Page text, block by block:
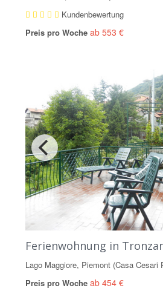
Kundenbewertung
Preis pro Woche ab 553 €
Ferienwohnung in
Lago Maggiore, Piemont (Casa Cesari
Preis pro Woche ab 454 €